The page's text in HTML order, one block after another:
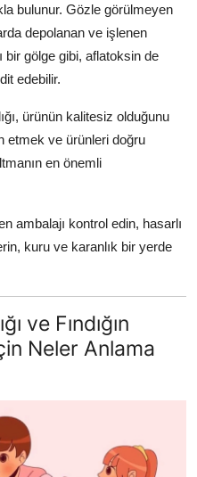
bulunur. Gözle görülmeyen
depolanan ve işlenen
bir gölge gibi, aflatoksin de
edebilir.
ürünün kalitesiz olduğunu
etmek ve ürünleri doğru
en önemli
ambalajı kontrol edin, hasarlı
kuru ve karanlık bir yerde
ve Fındığın
Neler Anlama